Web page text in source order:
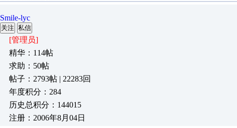
Smile-lyc
关注 私信
[管理员]
精华：114帖
求助：50帖
帖子：2793帖 | 22283回
年度积分：284
历史总积分：144015
注册：2006年8月04日